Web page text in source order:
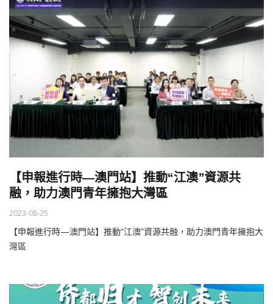
【申報進行時—澳門站】推動“江澳”資源共
融，助力澳門青年擁抱大灣區
2023-08-25
【申報進行時—澳門站】推動“江澳”資源共融，助力澳門青年擁抱大
灣區